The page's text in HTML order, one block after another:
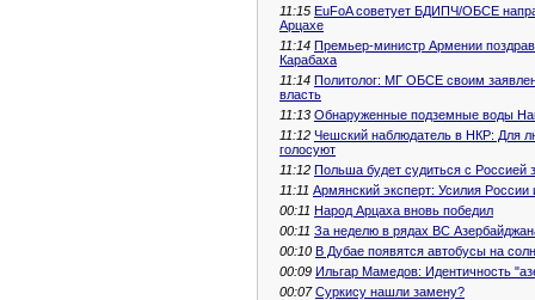
11:15 EuFoA советует БДИПЧ/ОБСЕ
Арцахе
11:14 Премьер-министр Армении
Карабаха
11:14 Политолог: МГ ОБСЕ своим
власть
11:13 Обнаруженные подземные воды
11:12 Чешский наблюдатель в НКР: Для
голосуют
11:12 Польша будет судиться с Россией
11:11 Армянский эксперт: Усилия России
00:11 Народ Арцаха вновь победил
00:11 За неделю в рядах ВС
00:10 В Дубае появятся автобусы на
00:09 Ильгар Мамедов: Идентичность
00:07 Суркису нашли замену?